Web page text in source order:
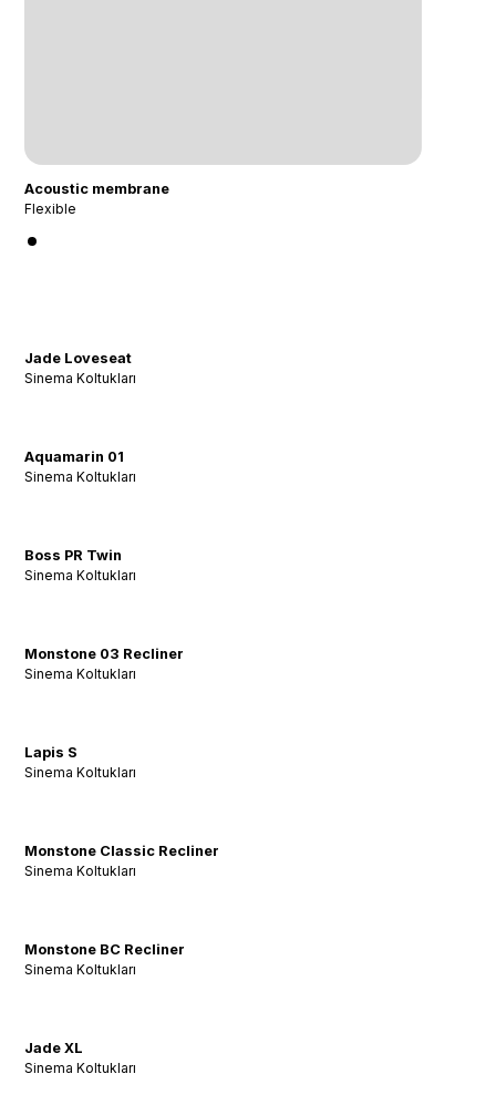
Acoustic membrane
Flexible
Jade Loveseat
Sinema Koltukları
Aquamarin 01
Sinema Koltukları
Boss PR Twin
Sinema Koltukları
Monstone 03 Recliner
Sinema Koltukları
Lapis S
Sinema Koltukları
Monstone Classic Recliner
Sinema Koltukları
Monstone BC Recliner
Sinema Koltukları
Jade XL
Sinema Koltukları